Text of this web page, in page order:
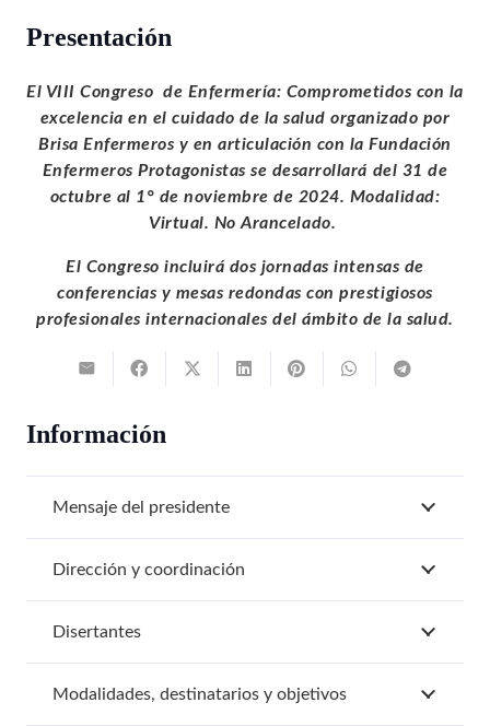
Presentación
El VIII Congreso de Enfermería: Comprometidos con la
excelencia en el cuidado de la salud organizado por
Brisa Enfermeros y en articulación con la Fundación
Enfermeros Protagonistas se desarrollará del 31 de
octubre al 1° de noviembre de 2024. Modalidad:
Virtual. No Arancelado.
El Congreso incluirá dos jornadas intensas de
conferencias y mesas redondas con prestigiosos
profesionales internacionales del ámbito de la salud.
Información
Mensaje del presidente
Dirección y coordinación
Disertantes
Modalidades, destinatarios y objetivos